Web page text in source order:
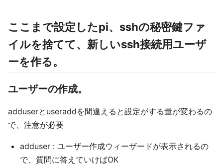
ここまで設定したpi、sshの秘密鍵ファ
イルを捨てて、新しいssh接続用ユーザ
ーを作る。
ユーザーの作成。
adduserとuseraddを間違えると設定がする量が変わるの
で、注意が必要
adduser : ユーザー作成ウィーザードが表示されるの
で、質問に答えていけばOK